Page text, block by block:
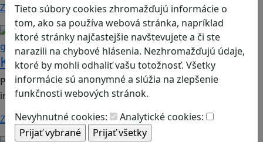
Tieto súbory cookies zhromažďujú informácie o
tom, ako sa používa webová stránka, napríklad
ktoré stránky najčastejšie navštevujete a či ste
narazili na chybové hlásenia. Nezhromažďujú údaje,
ktoré by mohli odhaliť vašu totožnosť. Všetky
informácie sú anonymné a slúžia na zlepšenie
funkčnosti webových stránok.
Nevyhnutné cookies:
Analytické cookies:
Zistiť viac
Bezpečnosť na internete Mediálna
gramotnosť
KyberBabka
Print&play hra vhodná pre 2. stupeň ZŠ a SŠ, predmet:
informatika, mediálna výchova
Zistiť viac